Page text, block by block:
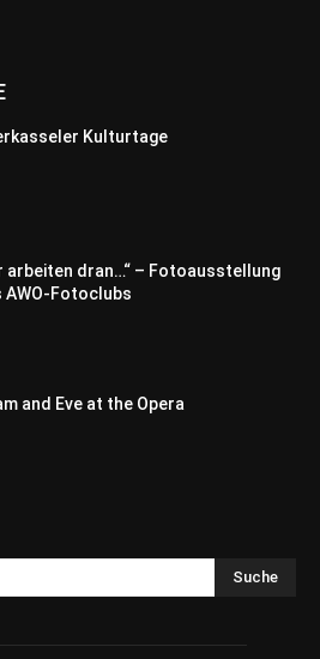
Kulturtage
arbeiten dran…“ – Fotoausstellung
AWO-Fotoclubs
and Eve at the Opera
Suche